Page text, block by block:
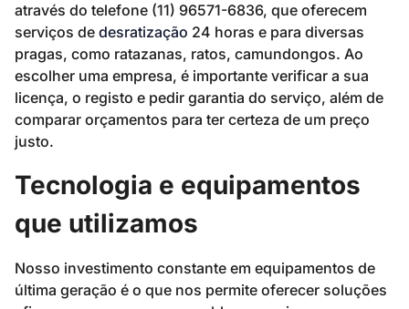
através do telefone (11) 96571-6836, que oferecem
serviços de desratização 24 horas e para diversas
pragas, como ratazanas, ratos, camundongos. Ao
escolher uma empresa, é importante verificar a sua
licença, o registo e pedir garantia do serviço, além de
comparar orçamentos para ter certeza de um preço
justo.
Tecnologia e equipamentos
que utilizamos
Nosso investimento constante em equipamentos de
última geração é o que nos permite oferecer soluções